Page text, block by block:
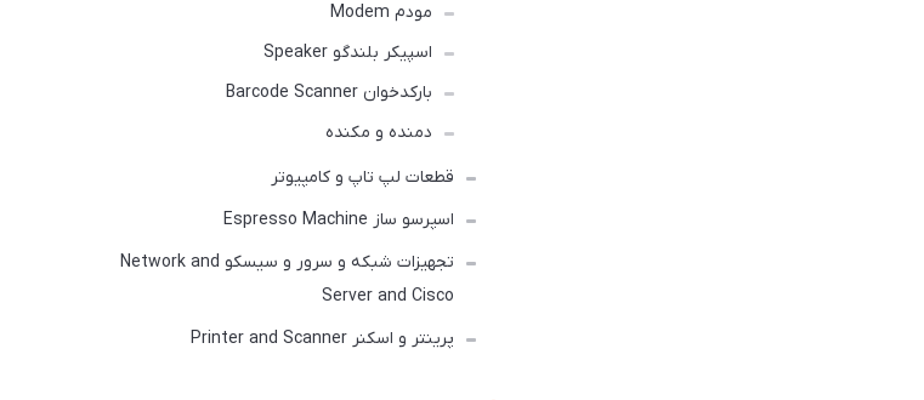
مودم Modem
اسپیکر بلندگو Speaker
بارکدخوان Barcode Scanner
دمنده و مکنده
قطعات لپ تاپ و کامپیوتر
اسپرسو ساز Espresso Machine
تجهیزات شبکه و سرور و سیسکو Network and
Server and Cisco
پرینتر و اسکنر Printer and Scanner